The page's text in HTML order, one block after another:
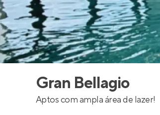
Gran Bellagio
Aptos com ampla área de lazer!